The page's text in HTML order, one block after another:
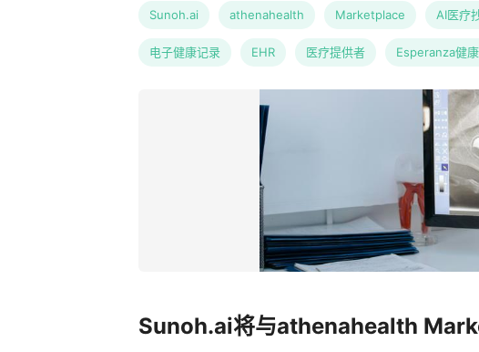
Sunoh.ai athenahealth Marketplace AI医疗
电子健康记录 EHR 医疗提供者 Esperanza健
Sunoh.ai将与athenahealth